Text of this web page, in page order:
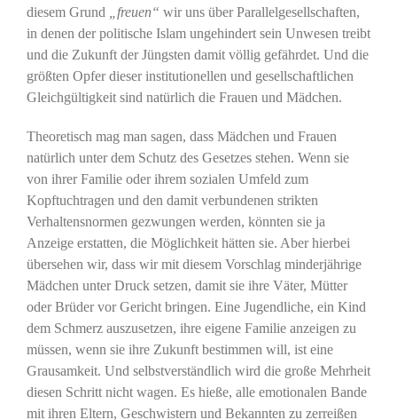
diesem Grund
„freuen“ wir uns über Parallelgesellschaften,
in denen der politische Islam ungehindert sein Unwesen treibt
und die Zukunft der Jüngsten damit völlig gefährdet. Und die
größten Opfer dieser institutionellen und gesellschaftlichen
Gleichgültigkeit sind natürlich die Frauen und Mädchen.
Theoretisch mag man sagen, dass Mädchen und Frauen
natürlich unter dem Schutz des Gesetzes stehen. Wenn sie
von ihrer Familie oder ihrem sozialen Umfeld zum
Kopftuchtragen und den damit verbundenen strikten
Verhaltensnormen gezwungen werden, könnten sie ja
Anzeige erstatten, die Möglichkeit hätten sie. Aber hierbei
übersehen wir, dass wir mit diesem Vorschlag minderjährige
Mädchen unter Druck setzen, damit sie ihre Väter, Mütter
oder Brüder vor Gericht bringen. Eine Jugendliche, ein Kind
dem Schmerz auszusetzen, ihre eigene Familie anzeigen zu
müssen, wenn sie ihre Zukunft bestimmen will, ist eine
Grausamkeit. Und selbstverständlich wird die große Mehrheit
diesen Schritt nicht wagen. Es hieße, alle emotionalen Bande
mit ihren Eltern, Geschwistern und Bekannten zu zerreißen